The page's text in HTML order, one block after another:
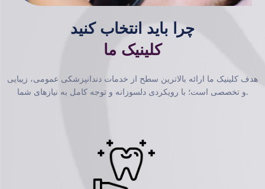
چرا باید انتخاب کنید
کلینیک ما
هدف کلینیک ما ارائه بالاترین سطح از خدمات دندانپزشکی عمومی، زیبایی
و تخصصی است؛ با رویکردی دلسوزانه و توجه کامل به نیازهای شما.